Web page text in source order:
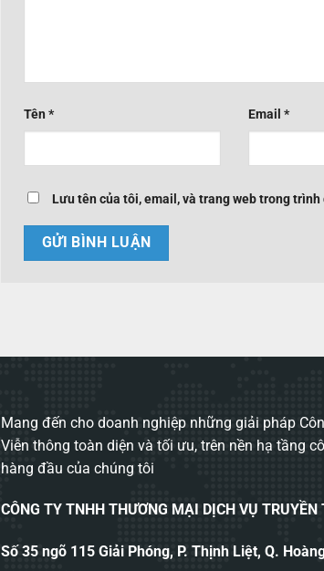
Tên * Email *
Lưu tên của tôi, email, và trang web trong
Mang đến cho doanh nghiệp những giải pháp
Viễn thông toàn diện và tối ưu, trên nền hạ tầng
hàng đầu của chúng tôi
CÔNG TY TNHH THƯƠNG MẠI DỊCH VỤ TRUYỀN
Số 35 ngõ 115 Giải Phóng, P. Thịnh Liệt, Q.